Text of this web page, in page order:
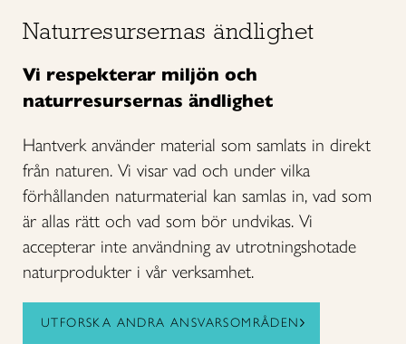
Naturresursernas ändlighet
Vi respekterar miljön och
naturresursernas ändlighet
Hantverk använder material som samlats in direkt
från naturen. Vi visar vad och under vilka
förhållanden naturmaterial kan samlas in, vad som
är allas rätt och vad som bör undvikas. Vi
accepterar inte användning av utrotningshotade
naturprodukter i vår verksamhet.
UTFORSKA ANDRA ANSVARSOMRÅDEN